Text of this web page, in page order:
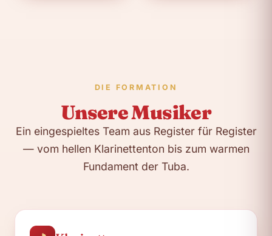
DIE FORMATION
Unsere Musiker
Ein eingespieltes Team aus Register für Register
— vom hellen Klarinettenton bis zum warmen
Fundament der Tuba.